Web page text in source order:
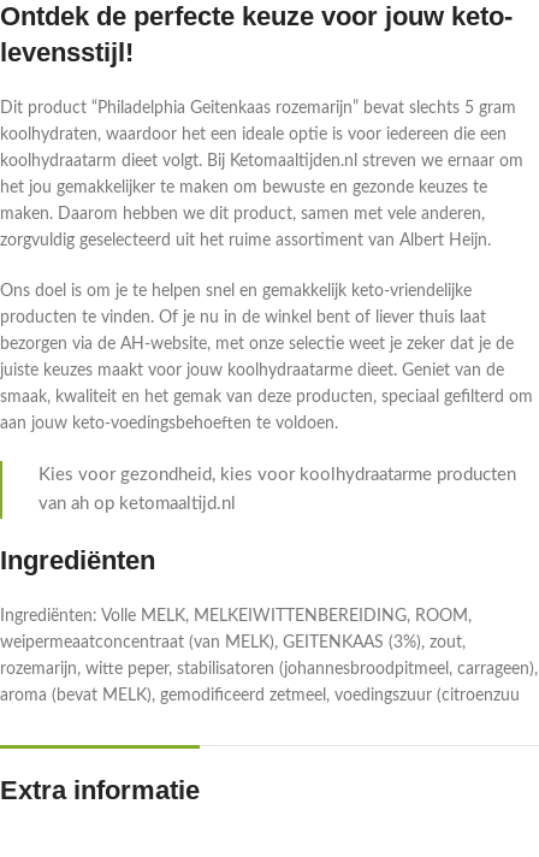
Ontdek de perfecte keuze voor jouw keto-
levensstijl!
Dit product “Philadelphia Geitenkaas rozemarijn” bevat slechts 5 gram
koolhydraten, waardoor het een ideale optie is voor iedereen die een
koolhydraatarm dieet volgt. Bij Ketomaaltijden.nl streven we ernaar om
het jou gemakkelijker te maken om bewuste en gezonde keuzes te
maken. Daarom hebben we dit product, samen met vele anderen,
zorgvuldig geselecteerd uit het ruime assortiment van Albert Heijn.
Ons doel is om je te helpen snel en gemakkelijk keto-vriendelijke
producten te vinden. Of je nu in de winkel bent of liever thuis laat
bezorgen via de AH-website, met onze selectie weet je zeker dat je de
juiste keuzes maakt voor jouw koolhydraatarme dieet. Geniet van de
smaak, kwaliteit en het gemak van deze producten, speciaal gefilterd om
aan jouw keto-voedingsbehoeften te voldoen.
Kies voor gezondheid, kies voor koolhydraatarme producten
van ah op ketomaaltijd.nl
Ingrediënten
Ingrediënten: Volle MELK, MELKEIWITTENBEREIDING, ROOM,
weipermeaatconcentraat (van MELK), GEITENKAAS (3%), zout,
rozemarijn, witte peper, stabilisatoren (johannesbroodpitmeel, carrageen),
aroma (bevat MELK), gemodificeerd zetmeel, voedingszuur (citroenzuu
Extra informatie